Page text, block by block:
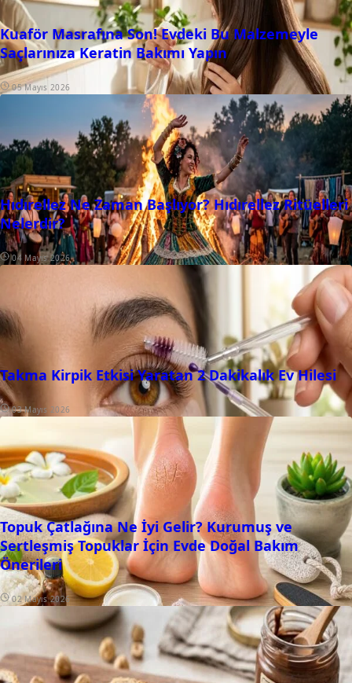
Kuaför Masrafına Son! Evdeki Bu Malzemeyle
Saçlarınıza Keratin Bakımı Yapın
05 Mayıs 2026
Hıdırellez Ne Zaman Başlıyor? Hıdırellez Ritüelleri
Nelerdir?
04 Mayıs 2026
Takma Kirpik Etkisi Yaratan 2 Dakikalık Ev Hilesi
03 Mayıs 2026
Topuk Çatlağına Ne İyi Gelir? Kurumuş ve
Sertleşmiş Topuklar İçin Evde Doğal Bakım
Önerileri
02 Mayıs 2026